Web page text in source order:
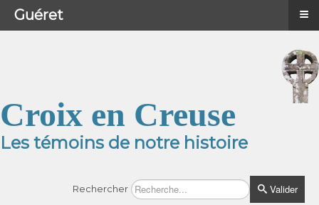
Croix en Creuse
Les témoins de notre histoire
Rechercher Valider
Menu ≡
Guéret ≡